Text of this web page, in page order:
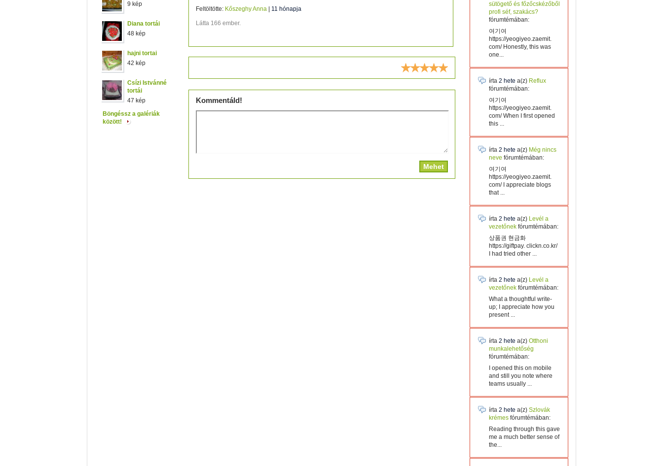
9 kép
Diana tortái
48 kép
hajni tortai
42 kép
Csízi Istvánné
tortái
47 kép
Böngéssz a galériák
között!
Feltöltötte: Kőszeghy Anna 11 hónapja
Látta 166 ember.
Kommentáld!
sütögető és főzőcskézőből
profi séf, szakács?
fórumtémában:
여기여
https://yeogiyeo.zaemit.
com/ Honestly, this was
one...
írta 2 hete a(z) Reflux
fórumtémában:
여기여
https://yeogiyeo.zaemit.
com/ When I first opened
this ...
írta 2 hete a(z) Még nincs
neve fórumtémában:
여기여
https://yeogiyeo.zaemit.
com/ I appreciate blogs
that ...
írta 2 hete a(z) Levél a
vezetőnek fórumtémában:
상품권 현금화
https://giftpay. clickn.co.kr/
I had tried other ...
írta 2 hete a(z) Levél a
vezetőnek fórumtémában:
What a thoughtful write-
up; I appreciate how you
present ...
írta 2 hete a(z) Otthoni
munkalehetőség
fórumtémában:
I opened this on mobile
and still you note where
teams usually ...
írta 2 hete a(z) Szlovák
krémes fórumtémában:
Reading through this gave
me a much better sense of
the...